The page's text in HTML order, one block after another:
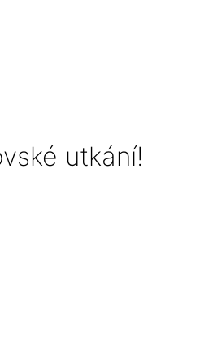
utkání!